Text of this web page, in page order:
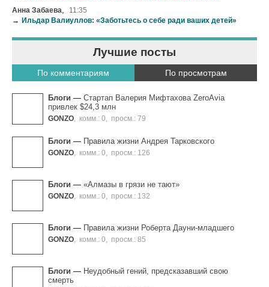
Анна Забаева,
11:35
→
Ильдар Валиуллов: «Заботьтесь о себе ради ваших детей»
Лучшие посты
По комментариям По просмотрам
Блоги — Стартап Валерия Мифтахова ZeroAvia
привлек $24,3 млн
GONZO комм.: 0 просм.: 79
Блоги — Правила жизни Андрея Тарковского
GONZO комм.: 0 просм.: 126
Блоги — «Алмазы в грязи не тают»
GONZO комм.: 0 просм.: 132
Блоги — Правила жизни Роберта Дауни-младшего
GONZO комм.: 0 просм.: 85
Блоги — Неудобный гений, предсказавший свою
смерть